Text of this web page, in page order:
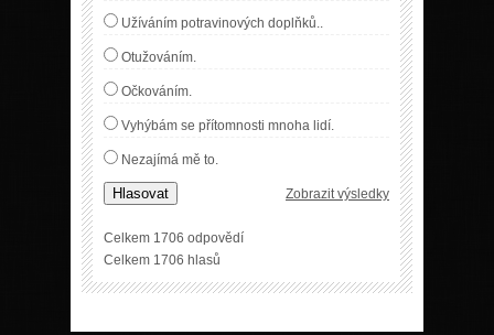
Užíváním potravinových doplňků..
Otužováním.
Očkováním.
Vyhýbám se přítomnosti mnoha lidí.
Nezajímá mě to.
Hlasovat Zobrazit výsledky
Celkem 1706 odpovědí
Celkem 1706 hlasů